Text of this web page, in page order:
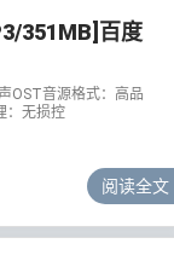
351MB]百度
OST音源格式：高品
：无损控
阅读全文